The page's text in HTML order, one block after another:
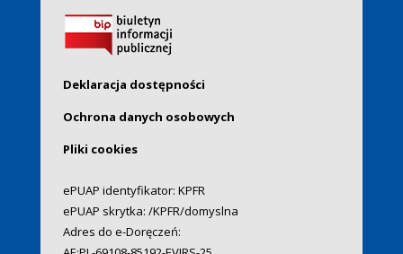
Deklaracja dostępności
Ochrona danych osobowych
Pliki cookies
ePUAP identyfikator: KPFR
ePUAP skrytka: /KPFR/domyslna
Adres do e-Doręczeń: